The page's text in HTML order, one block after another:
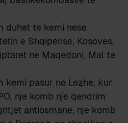
duhet te kemi nese
e Shqiperise, Kosoves,
ne Maqedoni, Mal te
kemi pasur ne Lezhe, kur
nje komb nje qendrim
antiosmane, nje komb